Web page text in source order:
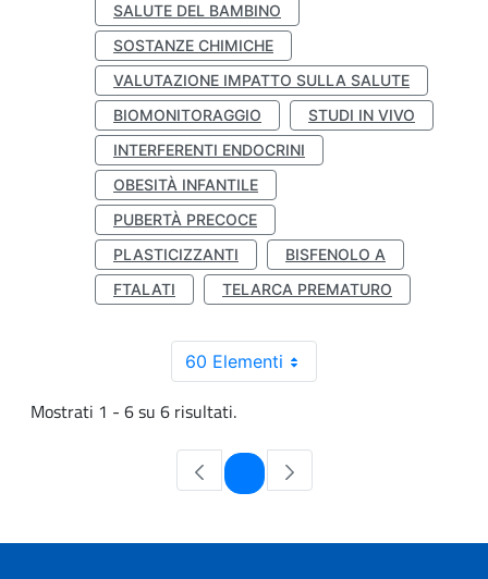
SALUTE DEL BAMBINO
SOSTANZE CHIMICHE
VALUTAZIONE IMPATTO SULLA SALUTE
BIOMONITORAGGIO
STUDI IN VIVO
INTERFERENTI ENDOCRINI
OBESITÀ INFANTILE
PUBERTÀ PRECOCE
PLASTICIZZANTI
BISFENOLO A
FTALATI
TELARCA PREMATURO
60 Elementi
Mostrati 1 - 6 su 6 risultati.
Pagina